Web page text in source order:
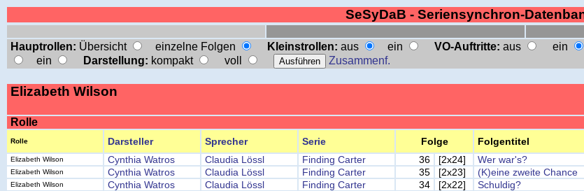
SeSyDaB - Seriensynchron-
Hauptrollen: Übersicht einzelne Folgen Kleinstrollen: aus ein VO-Auftritte: aus ein
ein
Darstellung: kompakt voll Zusammenf.
Elizabeth Wilson
Rolle
Rolle Darsteller Sprecher Serie Folge Folgentitel
Elizabeth Wilson Cynthia Watros Claudia Lössl Finding Carter 36 [2x24] Wer war's?
Elizabeth Wilson Cynthia Watros Claudia Lössl Finding Carter 35 [2x23] (K)eine zweite Chance
Elizabeth Wilson Cynthia Watros Claudia Lössl Finding Carter 34 [2x22] Schuldig?